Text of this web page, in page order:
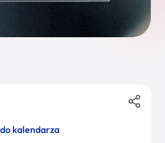
kalendarza